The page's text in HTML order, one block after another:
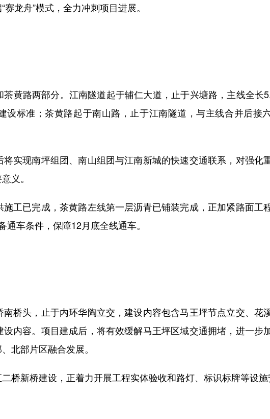
舟”模式，全力冲刺项目进展。
路两部分。江南隧道起于辅仁大道，止于兴塘路，主线全长
标准；茶黄路起于南山路，止于江南隧道，与主线合并后接
现南坪组团、南山组团与江南新城的快速交通联系，对强化
义。
已完成，茶黄路左线第一层沥青已铺装完成，正加紧路面工
车条件，保障12月底全线通车。
头，止于内环华陶立交，建设内容包含马王坪节点立交、花
内容。项目建成后，将有效缓解马王坪区域交通拥堵，进一步
北部片区融合发展。
新桥建设，正着力开展工程实体验收和路灯、标识标牌等设